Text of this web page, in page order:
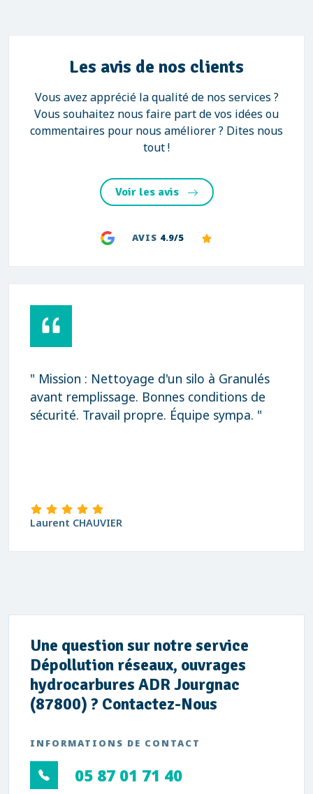
Les avis de nos clients
Vous avez apprécié la qualité de nos services ?
Vous souhaitez nous faire part de vos idées ou
commentaires pour nous améliorer ? Dites nous
tout !
Voir les avis
AVIS 4.9/5
" Mission : Nettoyage d'un silo à Granulés
avant remplissage. Bonnes conditions de
sécurité. Travail propre. Équipe sympa. "
Laurent CHAUVIER
Une question sur notre service
Dépollution réseaux, ouvrages
hydrocarbures ADR Jourgnac
(87800) ? Contactez-Nous
INFORMATIONS DE CONTACT
05 87 01 71 40